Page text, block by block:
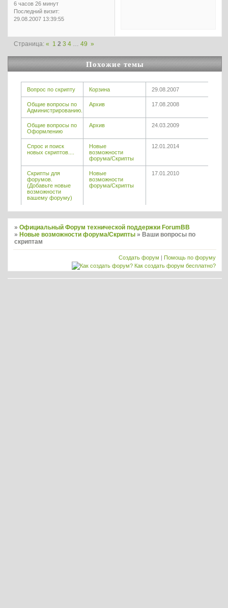
6 часов 26 минут
Последний визит:
29.08.2007 13:39:55
Страница:« 1 2 3 4 … 49 »
Похожие темы
Вопрос по скрипту Корзина 29.08.2007
Общие вопросы по
Администрированию.
Архив 17.08.2008
Общие вопросы по
Оформлению
Архив 24.03.2009
Спрос и поиск
новых скриптов....
Новые
возможности
форума/Скрипты
12.01.2014
Скрипты для
форумов.
(Добавьте новые
возможности
вашему форуму)
Новые
возможности
форума/Скрипты
17.01.2010
»Официальный Форум технической поддержки ForumBB
»Новые возможности форума/Скрипты »Ваши вопросы по
скриптам
Создать форум Помощь по форуму